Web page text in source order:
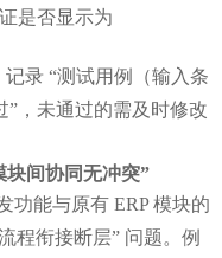
是否显示为
录 “测试用例（输入条
”，未通过的需及时修改
间协同无冲突”
功能与原有 ERP 模块的
程衔接断层” 问题。例